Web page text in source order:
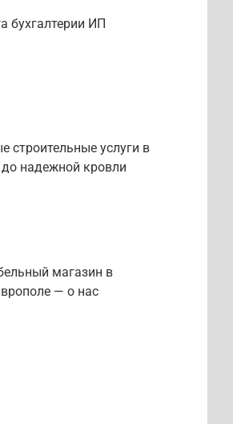
бухгалтерии ИП
строительные услуги в
надежной кровли
магазин в
— о нас